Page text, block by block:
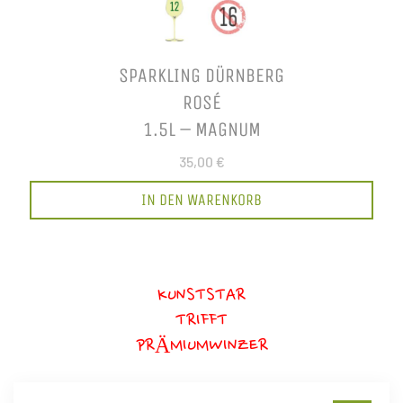
SPARKLING DÜRNBERG
ROSÉ
1.5L – MAGNUM
35,00 €
IN DEN WARENKORB
KUNSTSTAR
TRIFFT
PRÄMIUMWINZER